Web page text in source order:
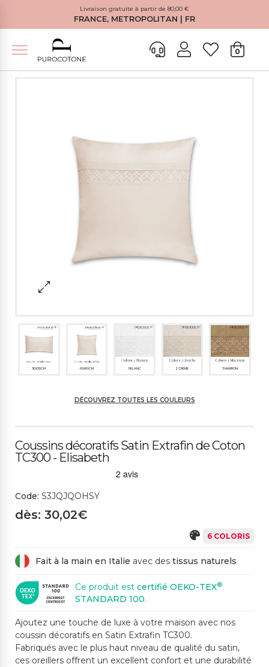
Livraison gratuite à partir de 80,00 €
FRANCE, METROPOLITAN | FR
0
50X30CM 60X60CM 1 BLANC 2 CRÈME 3 MARRON
DÉCOUVREZ TOUTES LES COULEURS
Coussins décoratifs Satin Extrafin de Coton
TC300 - Elisabeth
Code: S3JQJQOHSY
dès: 30,02€
6 COLORIS
Fait à la main en Italie avec des tissus naturels
Ce produit est certifié OEKO-TEX®
STANDARD 100.
Ajoutez une touche de luxe à votre maison avec nos
coussin décoratifs en Satin Extrafin TC300.
Fabriqués avec le plus haut niveau de qualité du satin,
ces oreillers offrent un excellent confort et une durabilité